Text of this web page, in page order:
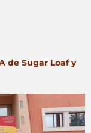
de Sugar Loaf y